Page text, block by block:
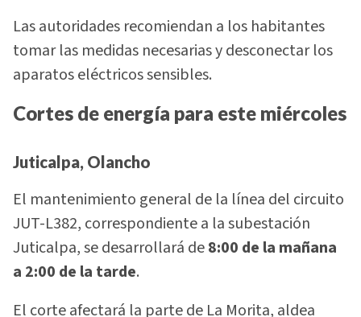
Las autoridades recomiendan a los habitantes
tomar las medidas necesarias y desconectar los
aparatos eléctricos sensibles.
Cortes de energía para este miércoles
Juticalpa, Olancho
El mantenimiento general de la línea del circuito
JUT-L382, correspondiente a la subestación
Juticalpa, se desarrollará de8:00 de la mañana
a 2:00 de la tarde.
El corte afectará la parte de La Morita, aldea